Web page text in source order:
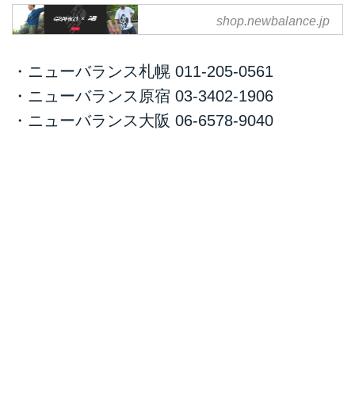
ニューバランス | New
Balance | ニューバランス
ニューバランス公式オンラインス
トアは【5,400円(税込み)以上の購
入で送料無料／商品到着後7日以
shop.newbalance.jp
・ニューバランス札幌 011-205-0561
・ニューバランス原宿 03-3402-1906
・ニューバランス大阪 06-6578-9040